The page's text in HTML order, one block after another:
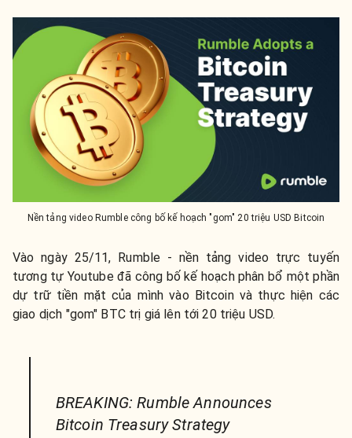
Nền tảng video Rumble công bố kế hoạch "gom" 20 triệu USD Bitcoin
Vào ngày 25/11, Rumble - nền tảng video trực tuyến
tương tự Youtube đã công bố kế hoạch phân bổ một phần
dự trữ tiền mặt của mình vào Bitcoin và thực hiện các
giao dịch "gom" BTC trị giá lên tới 20 triệu USD.
BREAKING: Rumble Announces
Bitcoin Treasury Strategy